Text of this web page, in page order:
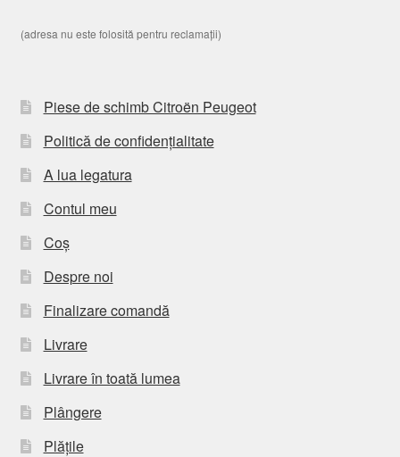
(adresa nu este folosită pentru reclamații)
Piese de schimb Citroën Peugeot
Politică de confidențialitate
A lua legatura
Contul meu
Coș
Despre noi
Finalizare comandă
Livrare
Livrare în toată lumea
Plângere
Plățile